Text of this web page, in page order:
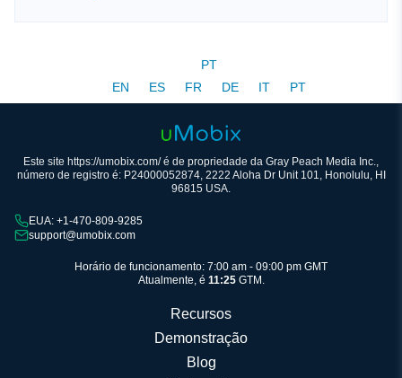
PT
EN
ES FR DE IT PT
Este site https://umobix.com/ é de propriedade da Gray Peach Media Inc.,
número de registro é: P24000052874, 2222 Aloha Dr Unit 101, Honolulu, HI
96815 USA.
EUA: +1-470-809-9285
support@umobix.com
Horário de funcionamento: 7:00 am - 09:00 pm GMT
Atualmente, é 11:25GTM.
Recursos
Demonstração
Blog